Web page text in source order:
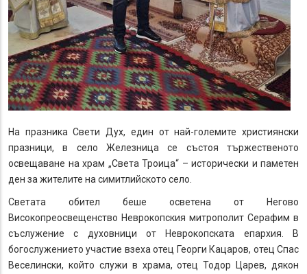
На празника Свети Дух, един от най-големите християнски
празници, в село Железница се състоя тържественото
освещаване на храм „Света Троица“ – исторически и паметен
ден за жителите на симитлийското село.
Светата обител беше осветена от Негово
Високопреосвещенство Неврокопския митрополит Серафим в
съслужение с духовници от Неврокопската епархия. В
богослужението участие взеха отец Георги Кацаров, отец Спас
Веселински, който служи в храма, отец Тодор Царев, дякон